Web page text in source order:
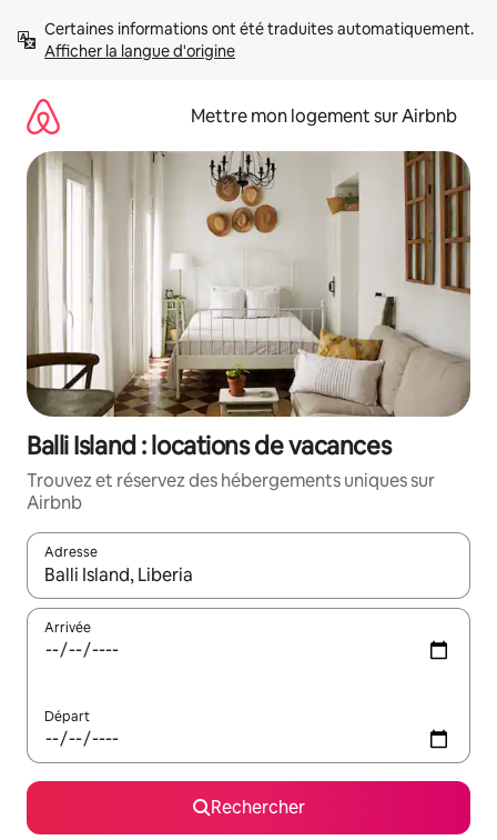
directement
Afficher la langue d'origine
Mettre mon logement sur Airbnb
Balli Island : locations de vacances
Trouvez et réservez des hébergements uniques sur
Airbnb
Adresse
Lorsque les résultats s'affichent, utilisez les flèches vers le
Arrivée
Départ
Rechercher